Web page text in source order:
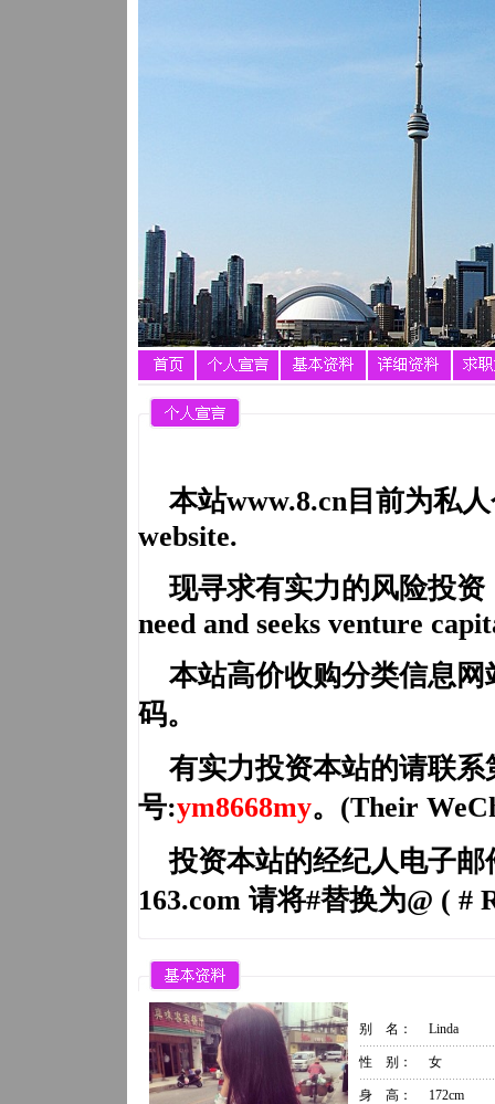
本站www.8.cn 目前为私
website.
现寻求有实力的风险投资
need and seeks venture
本站高价收购分类信息网
码。
有实力投资本站的请联系
号:ym8668my。(Their
投资本站的经纪人电子邮
163.com 请将#替换为@ ( #
别 名： Linda
性 别： 女
身 高： 172cm